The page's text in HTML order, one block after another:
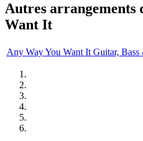
Autres arrangements
Want It
Any Way You Want It Guitar,